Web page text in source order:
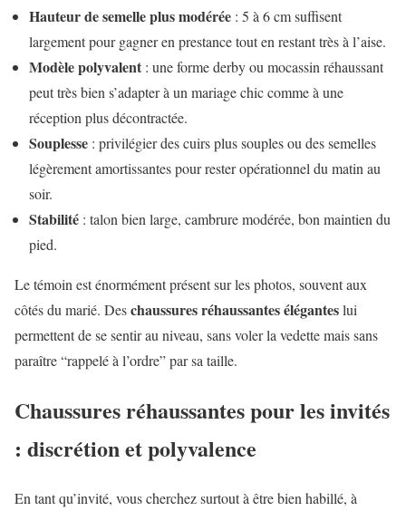
Hauteur de semelle plus modérée : 5 à 6 cm suffisent
largement pour gagner en prestance tout en restant très à l’aise.
Modèle polyvalent : une forme derby ou mocassin réhaussant
peut très bien s’adapter à un mariage chic comme à une
réception plus décontractée.
Souplesse : privilégier des cuirs plus souples ou des semelles
légèrement amortissantes pour rester opérationnel du matin au
soir.
Stabilité : talon bien large, cambrure modérée, bon maintien du
pied.
Le témoin est énormément présent sur les photos, souvent aux
côtés du marié. Deschaussures réhaussantes éléganteslui
permettent de se sentir au niveau, sans voler la vedette mais sans
paraître “rappelé à l’ordre” par sa taille.
Chaussures réhaussantes pour les invités
: discrétion et polyvalence
En tant qu’invité, vous cherchez surtout à être bien habillé, à